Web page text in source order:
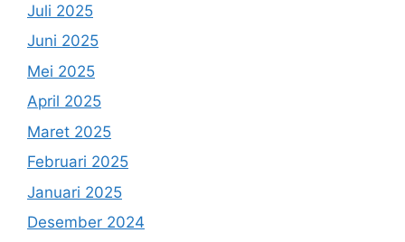
Juli 2025
Juni 2025
Mei 2025
April 2025
Maret 2025
Februari 2025
Januari 2025
Desember 2024